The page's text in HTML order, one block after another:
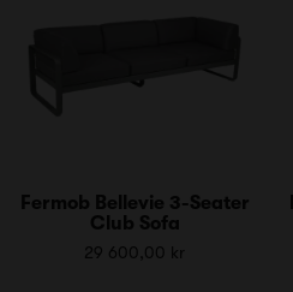
Fermob Bellevie 3-Seater
Club Sofa
29 600,00 kr